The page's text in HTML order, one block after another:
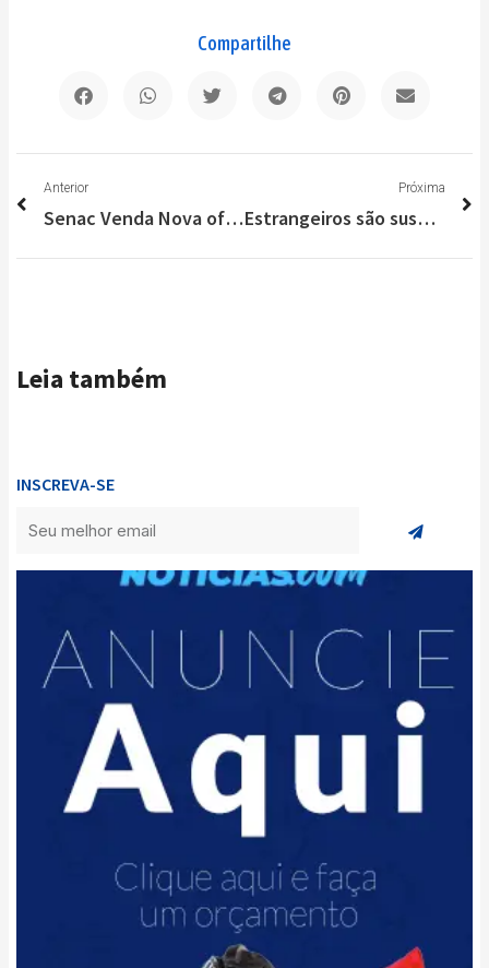
Compartilhe
Anterior
Senac Venda Nova oferece cursos profissionalizantes gratuitos para jovens
Próxima
Estrangeiros são suspeitos de golpe em Lagoa Santa com nota de R$ 200
Leia também
INSCREVA-SE